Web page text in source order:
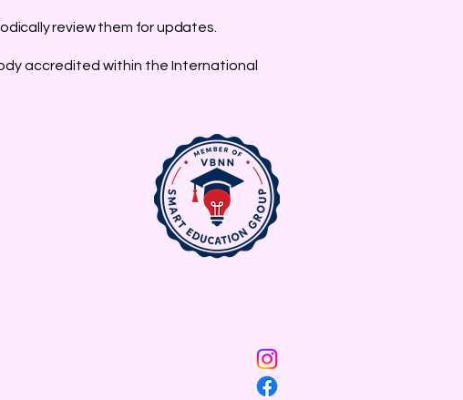
review them for updates.
accredited within the International